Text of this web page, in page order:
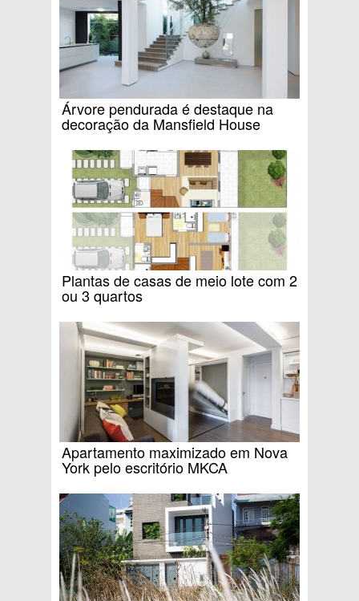
Árvore pendurada é destaque na
decoração da Mansfield House
Plantas de casas de meio lote com 2
ou 3 quartos
Apartamento maximizado em Nova
York pelo escritório MKCA